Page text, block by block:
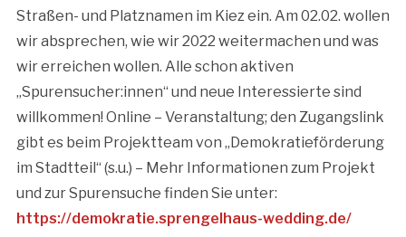
Straßen- und Platznamen im Kiez ein. Am 02.02. wollen
wir absprechen, wie wir 2022 weitermachen und was
wir erreichen wollen. Alle schon aktiven
„Spurensucher:innen“ und neue Interessierte sind
willkommen! Online – Veranstaltung; den Zugangslink
gibt es beim Projektteam von „Demokratieförderung
im Stadtteil“ (s.u.) – Mehr Informationen zum Projekt
und zur Spurensuche finden Sie unter:
https://demokratie.sprengelhaus-wedding.de/